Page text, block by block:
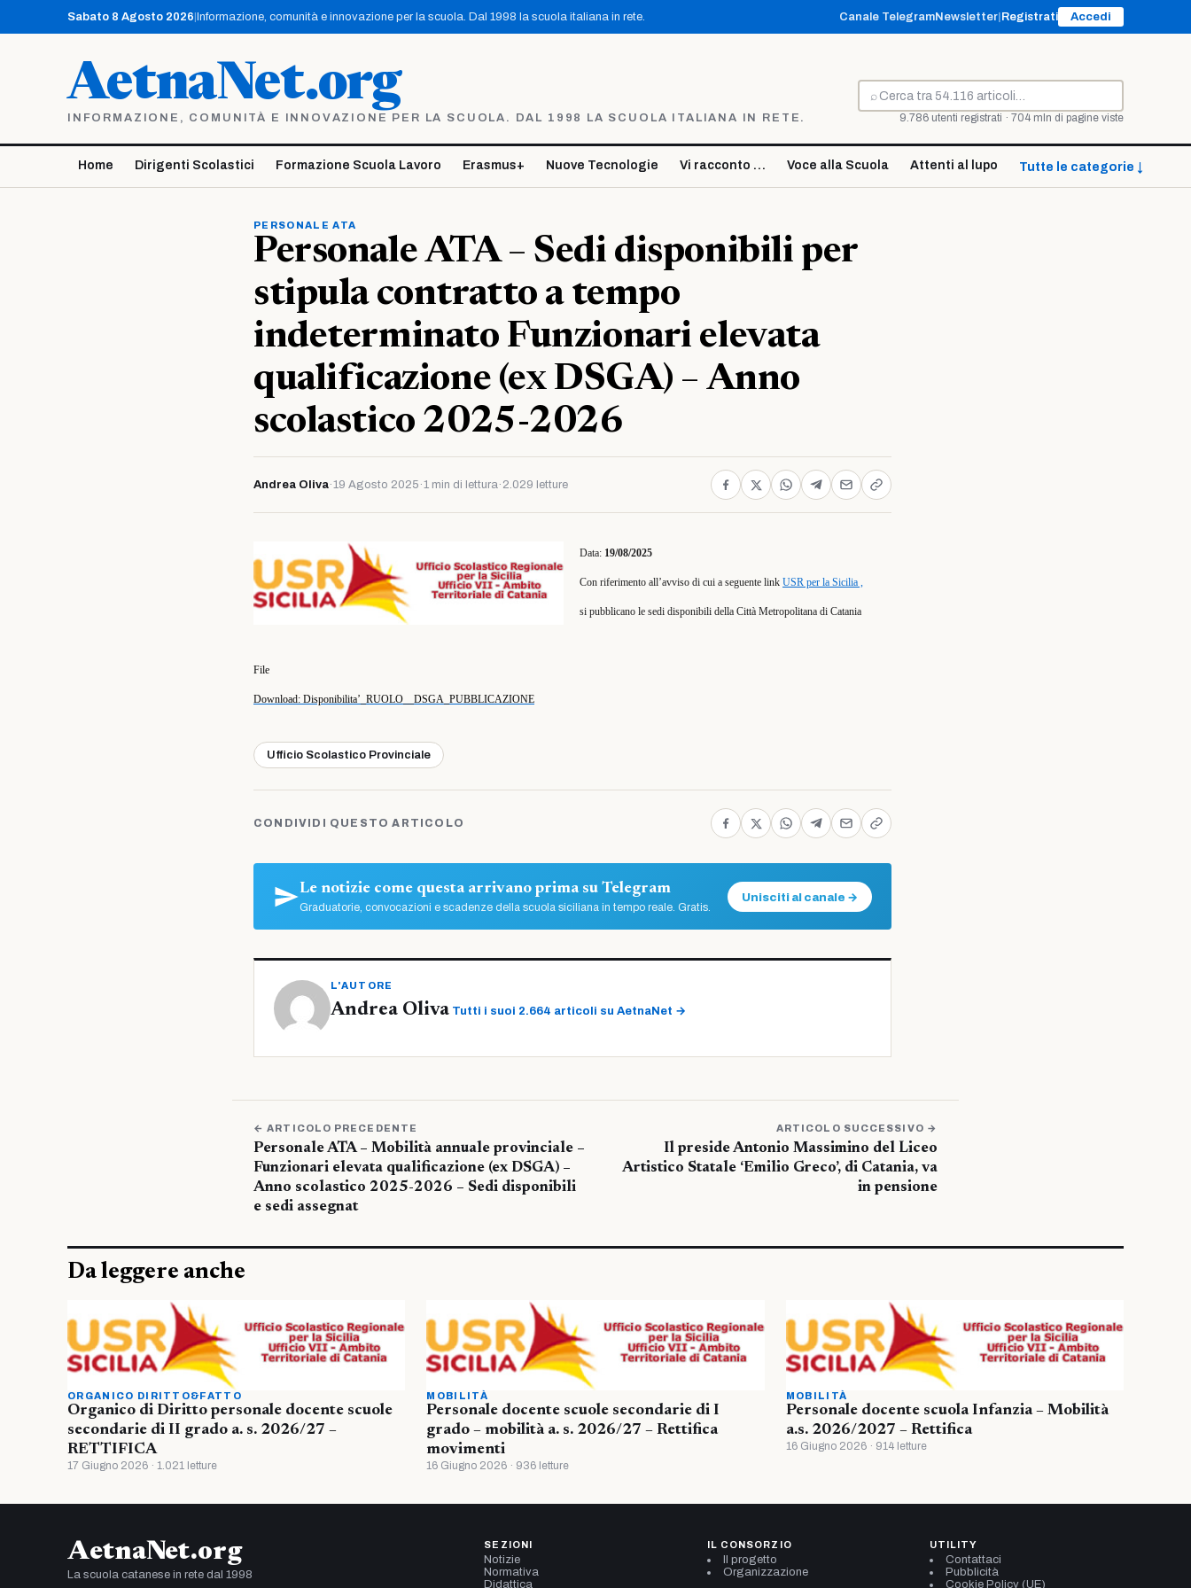
contenuto
Sabato 8 Agosto 2026 Informazione, comunità e innovazione per la scuola. Dal 1998 la scuola italiana in rete. Canale TelegramNewsletter Registrati Accedi
AetnaNet.org
INFORMAZIONE, COMUNITÀ E INNOVAZIONE PER LA SCUOLA. DAL 1998 LA SCUOLA ITALIANA IN RETE.
⌕
Cerca
9.786 utenti registrati · 704 mln di pagine viste
Home Dirigenti Scolastici Formazione Scuola Lavoro Erasmus+ Nuove Tecnologie Vi racconto … Voce alla Scuola Attenti al lupo Tutte le categorie ↓
PERSONALE ATA
Personale ATA – Sedi disponibili per
stipula contratto a tempo
indeterminato Funzionari elevata
qualificazione (ex DSGA) – Anno
scolastico 2025-2026
Andrea Oliva·19 Agosto 2025 ·1 min di lettura· 2.029 letture
Data: 19/08/2025
Con riferimento all’avviso di cui a seguente link USR per la Sicilia ,
si pubblicano le sedi disponibili della Città Metropolitana di Catania
File
Download: Disponibilita’_RUOLO__DSGA_PUBBLICAZIONE
Ufficio Scolastico Provinciale
CONDIVIDI QUESTO ARTICOLO
Le notizie come questa arrivano prima su Telegram
Graduatorie, convocazioni e scadenze della scuola siciliana in tempo reale. Gratis.
Unisciti al canale →
L'AUTORE
Andrea Oliva Tutti i suoi 2.664 articoli su AetnaNet →
← ARTICOLO PRECEDENTE
Personale ATA – Mobilità annuale provinciale –
Funzionari elevata qualificazione (ex DSGA) –
Anno scolastico 2025-2026 – Sedi disponibili
e sedi assegnat
ARTICOLO SUCCESSIVO →
Il preside Antonio Massimino del Liceo
Artistico Statale ‘Emilio Greco’, di Catania, va
in pensione
Da leggere anche
ORGANICO DIRITTO&FATTO
Organico di Diritto personale docente scuole
secondarie di II grado a. s. 2026/27 –
RETTIFICA
17 Giugno 2026 · 1.021 letture
MOBILITÀ
Personale docente scuole secondarie di I
grado – mobilità a. s. 2026/27 – Rettifica
movimenti
16 Giugno 2026 · 936 letture
MOBILITÀ
Personale docente scuola Infanzia – Mobilità
a.s. 2026/2027 – Rettifica
16 Giugno 2026 · 914 letture
AetnaNet.org
La scuola catanese in rete dal 1998
SEZIONI
Notizie
Normativa
Didattica
IL CONSORZIO
Il progetto
Organizzazione
UTILITY
Contattaci
Pubblicità
Cookie Policy (UE)